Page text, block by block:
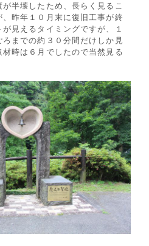
半壊したため、長らく見るこ
昨年１０月末に復旧工事が終
見えるタイミングですが、１
までの約３０分間だけしか見
時は６月でしたので当然見る